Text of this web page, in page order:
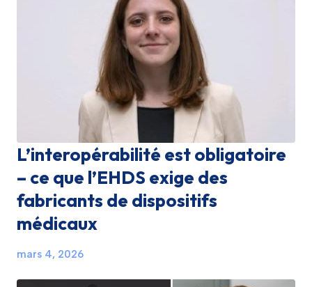
L’interopérabilité est obligatoire
– ce que l’EHDS exige des
fabricants de dispositifs
médicaux
mars 4, 2026